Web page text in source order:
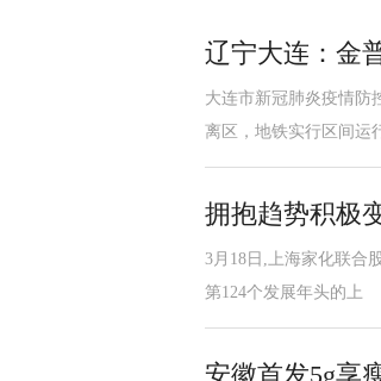
辽宁大连：金
大连市新冠肺炎疫情防
离区，地铁实行区间运
拥抱趋势积极
3月18日,上海家化联合
第124个发展年头的上
安徽首发5g享